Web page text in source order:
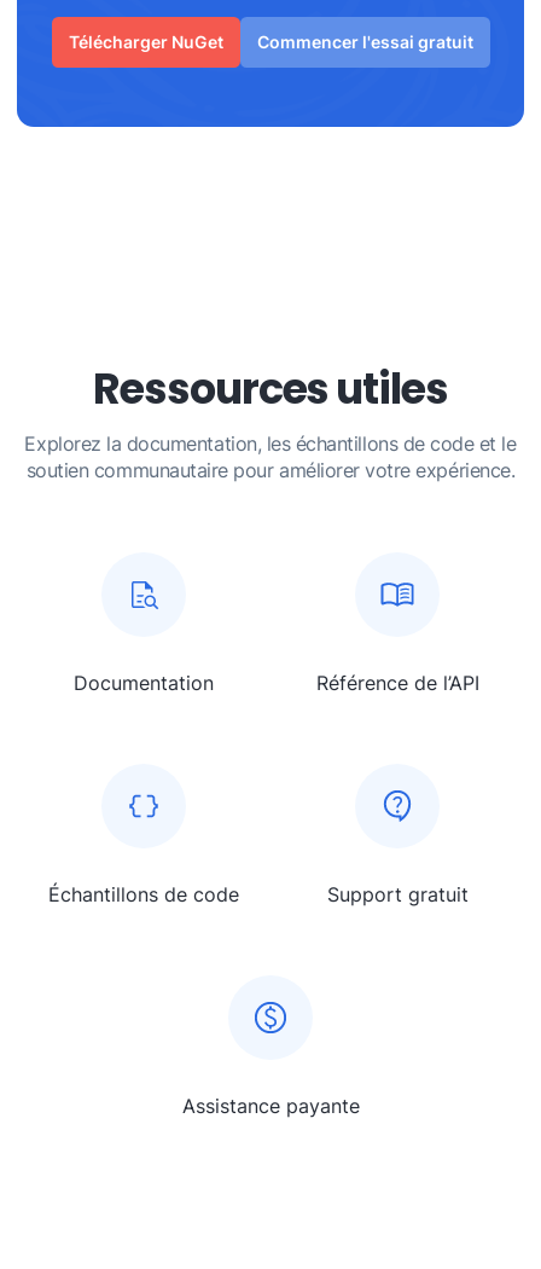
Télécharger NuGet Commencer l'essai gratuit
Ressources utiles
Explorez la documentation, les échantillons de code et le
soutien communautaire pour améliorer votre expérience.
Documentation Référence de l’API
Échantillons de code Support gratuit
Assistance payante